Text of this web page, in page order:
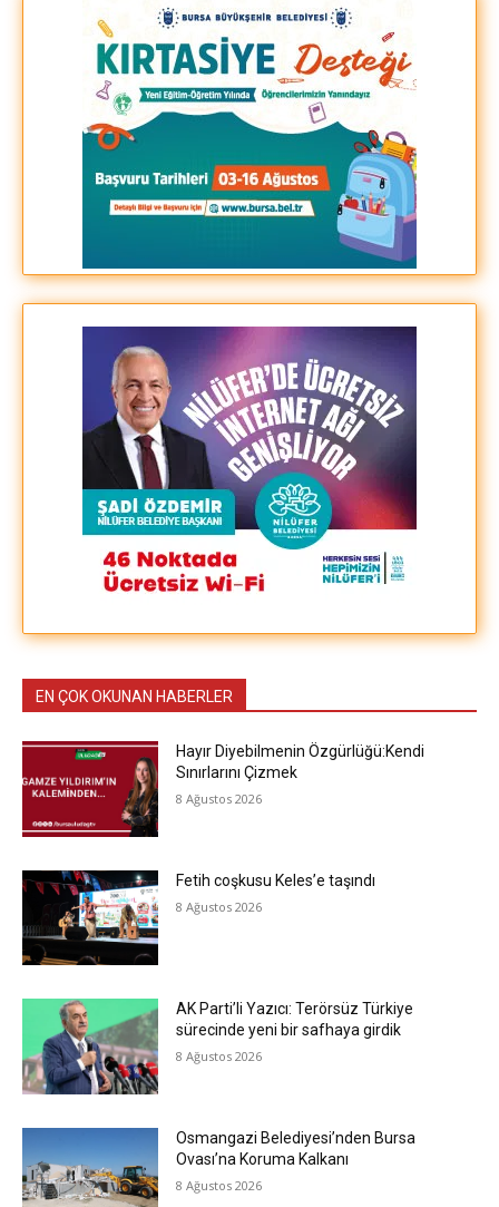
EN ÇOK OKUNAN HABERLER
Hayır Diyebilmenin Özgürlüğü:Kendi
Sınırlarını Çizmek
8 Ağustos 2026
Fetih coşkusu Keles’e taşındı
8 Ağustos 2026
AK Parti’li Yazıcı: Terörsüz Türkiye
sürecinde yeni bir safhaya girdik
8 Ağustos 2026
Osmangazi Belediyesi’nden Bursa
Ovası’na Koruma Kalkanı
8 Ağustos 2026